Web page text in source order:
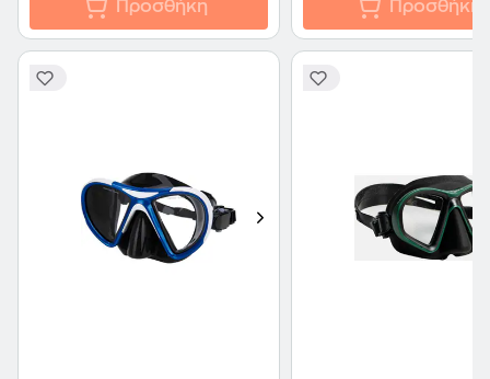
Προσθήκη Προσθήκη